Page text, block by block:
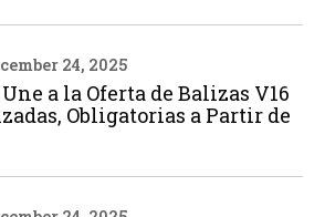
24, 2025
a la Oferta de Balizas V16
Obligatorias a Partir de